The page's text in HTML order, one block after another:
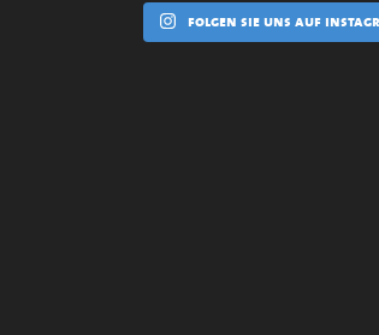
folgen sie uns auf